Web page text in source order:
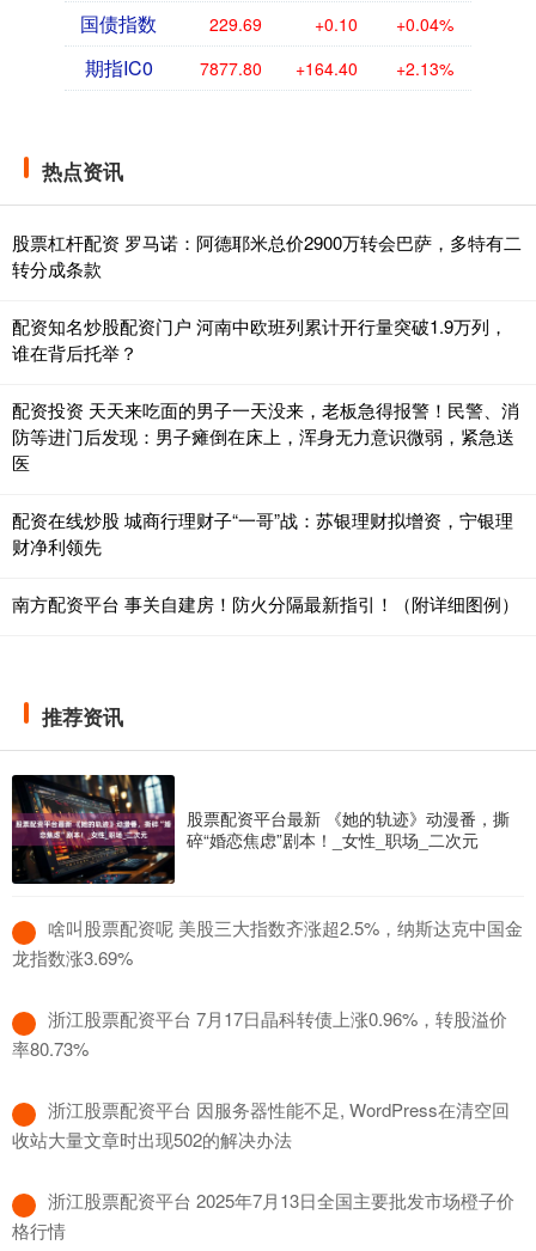
国债指数 229.69 +0.10 +0.04%
期指IC0 7877.80 +164.40 +2.13%
热点资讯
股票杠杆配资 罗马诺：阿德耶米总价2900万转会巴萨，多特有二
转分成条款
配资知名炒股配资门户 河南中欧班列累计开行量突破1.9万列，
谁在背后托举？
配资投资 天天来吃面的男子一天没来，老板急得报警！民警、消
防等进门后发现：男子瘫倒在床上，浑身无力意识微弱，紧急送
医
配资在线炒股 城商行理财子“一哥”战：苏银理财拟增资，宁银理
财净利领先
南方配资平台 事关自建房！防火分隔最新指引！（附详细图例）
推荐资讯
股票配资平台最新 《她的轨迹》动漫番，撕
碎“婚恋焦虑”剧本！_女性_职场_二次元
​啥叫股票配资呢 美股三大指数齐涨超2.5%，纳斯达克中国金
龙指数涨3.69%
​浙江股票配资平台 7月17日晶科转债上涨0.96%，转股溢价
率80.73%
​浙江股票配资平台 因服务器性能不足, WordPress在清空回
收站大量文章时出现502的解决办法
​浙江股票配资平台 2025年7月13日全国主要批发市场橙子价
格行情